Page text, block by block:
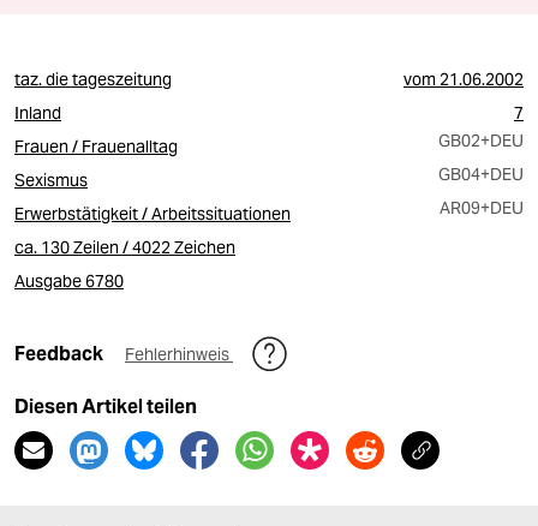
taz. die tageszeitung vom21.06.2002
Inland
7
Frauen / Frauenalltag
GB02+DEU
Sexismus
GB04+DEU
Erwerbstätigkeit / Arbeitssituationen
AR09+DEU
ca. 130 Zeilen / 4022 Zeichen
Ausgabe 6780
Feedback Fehlerhinweis
Diesen Artikel teilen